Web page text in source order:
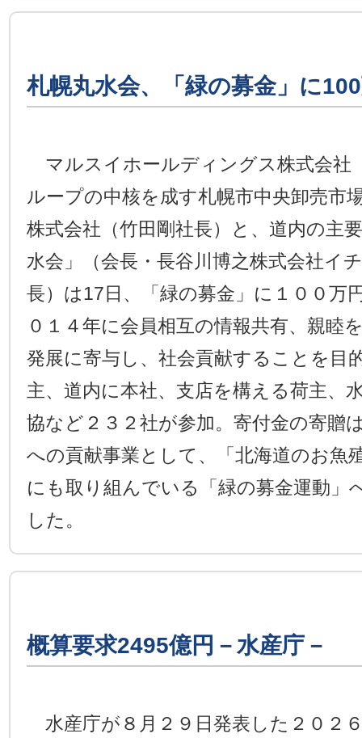
札幌丸水会、「緑の募金」に
マルスイホールディングス株式会社
ループの中核を成す札幌市中央卸売市
株式会社（竹田剛社長）と、道内の主
水会」（会長・長谷川博之株式会社イ
長）は17日、「緑の募金」に１００万
０１４年に会員相互の情報共有、親睦
発展に寄与し、社会貢献することを目
主、道内に本社、支店を構える荷主、
協など２３２社が参加。寄付金の寄贈
への貢献事業として、「北海道のお魚
にも取り組んでいる「緑の募金運動」
した。
概算要求2495億円－水産庁－
水産庁が８月２９日発表した２０２